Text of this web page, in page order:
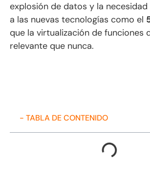
explosión de datos y la
a las nuevas tecnologías como el
que la virtualización de funciones
relevante que nunca.
- TABLA DE CONTENIDO